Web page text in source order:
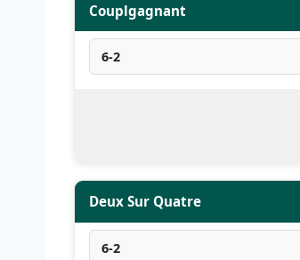
Couplgagnant
6-2
Deux Sur Quatre
6-2